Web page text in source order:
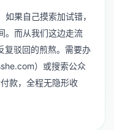
如果自己摸索加试错，
。而从我们这边走流
复驳回的煎熬。需要办
）或搜索公众
款，全程无隐形收